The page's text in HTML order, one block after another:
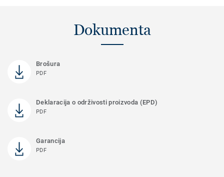
Dokumenta
Brošura
PDF
Deklaracija o održivosti proizvoda (EPD)
PDF
Garancija
PDF